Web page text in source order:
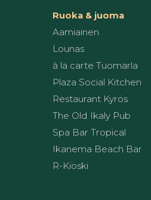
Ruoka & juoma
Aamiainen
Lounas
à la carte Tuomarla
Plaza Social Kitchen
Restaurant Kyrös
The Old Ikaly Pub
Spa Bar Tropical
Ikanema Beach Bar
R-Kioski